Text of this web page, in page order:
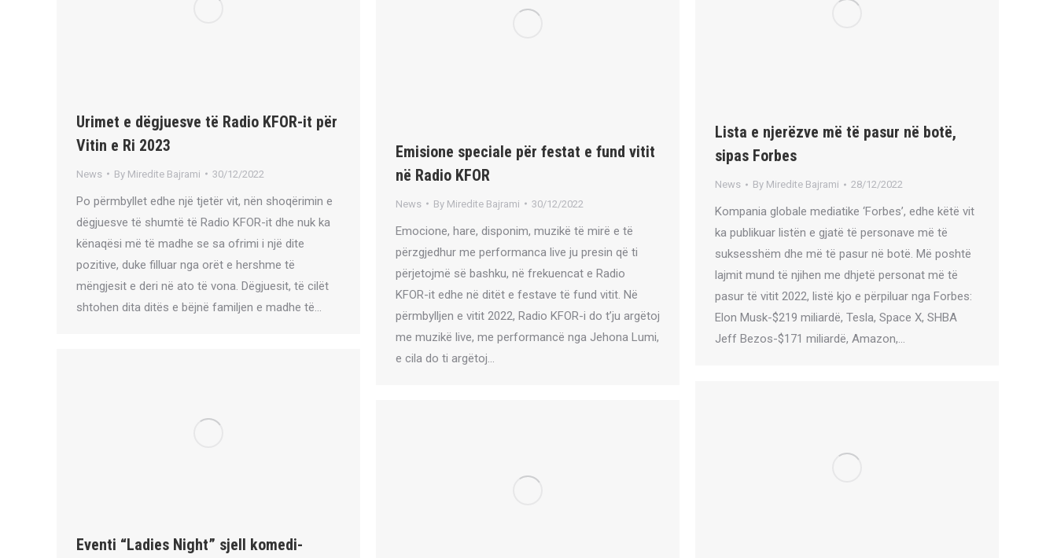
Urimet e dëgjuesve të Radio KFOR-it për
Vitin e Ri 2023
News By Miredite Bajrami 30/12/2022
Po përmbyllet edhe një tjetër vit, nën shoqërimin e
dëgjuesve të shumtë të Radio KFOR-it dhe nuk ka
kënaqësi më të madhe se sa ofrimi i një dite
pozitive, duke filluar nga orët e hershme të
mëngjesit e deri në ato të vona. Dëgjuesit, të cilët
shtohen dita ditës e bëjnë familjen e madhe të…
Emisione speciale për festat e fund vitit
në Radio KFOR
News By Miredite Bajrami 30/12/2022
Emocione, hare, disponim, muzikë të mirë e të
përzgjedhur me performanca live ju presin që ti
përjetojmë së bashku, në frekuencat e Radio
KFOR-it edhe në ditët e festave të fund vitit. Në
përmbylljen e vitit 2022, Radio KFOR-i do t’ju argëtoj
me muzikë live, me performancë nga Jehona Lumi,
e cila do ti argëtoj…
Lista e njerëzve më të pasur në botë,
sipas Forbes
News By Miredite Bajrami 28/12/2022
Kompania globale mediatike ‘Forbes’, edhe këtë vit
ka publikuar listën e gjatë të personave më të
suksesshëm dhe më të pasur në botë. Më poshtë
lajmit mund të njihen me dhjetë personat më të
pasur të vitit 2022, listë kjo e përpiluar nga Forbes:
Elon Musk-$219 miliardë, Tesla, Space X, SHBA
Jeff Bezos-$171 miliardë, Amazon,…
Eventi “Ladies Night” sjell komedi-